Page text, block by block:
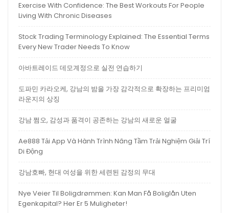
Exercise With Confidence: The Best Workouts For People
Living With Chronic Diseases
Stock Trading Terminology Explained: The Essential Terms
Every New Trader Needs To Know
아바트레이드 데모계정으로 실전 연습하기
도파민 카라오케, 강남의 밤을 가장 감각적으로 확장하는 프리미엄
라운지의 상징
강남 쩜오, 감성과 품격이 공존하는 강남의 새로운 얼굴
Ae888 Tải App Và Hành Trình Nâng Tầm Trải Nghiệm Giải Trí
Di Động
강남호빠, 현대 여성을 위한 세련된 감정의 무대
Nye Veier Til Boligdrømmen: Kan Man Få Boliglån Uten
Egenkapital? Her Er 5 Muligheter!